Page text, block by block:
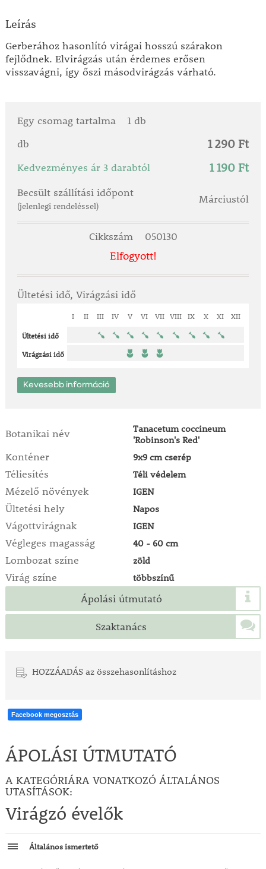
Leírás
Gerberához hasonlító virágai hosszú szárakon
fejlődnek. Elvirágzás után érdemes erősen
visszavágni, így őszi másodvirágzás várható.
Egy csomag tartalma
1 db
db
1 290 Ft
Kedvezményes ár 3 darabtól 1 190 Ft
Becsült szállítási időpont
(jelenlegi rendeléssel)
Márciustól
Cikkszám 050130
Elfogyott!
Ültetési idő, Virágzási idő
I II III IV V VI VII VIII IX X XI XII
Ültetési idő
Virágzási idő
Kevesebb információ
Botanikai név
Tanacetum coccineum
'Robinson's Red'
Konténer 9x9 cm cserép
Téliesítés Téli védelem
Mézelő növények IGEN
Ültetési hely Napos
Vágottvirágnak IGEN
Végleges magasság 40 - 60 cm
Lombozat színe zöld
Virág színe többszínű
Ápolási útmutató
Szaktanács
HOZZÁADÁS az összehasonlításhoz
Facebook megosztás
ÁPOLÁSI ÚTMUTATÓ
A KATEGÓRIÁRA VONATKOZÓ ÁLTALÁNOS
UTASÍTÁSOK:
Virágzó évelők
Általános ismertető